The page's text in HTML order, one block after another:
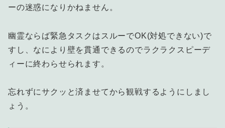
ーの迷惑になりかねません。
幽霊ならば緊急タスクはスルーでOK(対処できない)で
すし、なにより壁を貫通できるのでラクラクスピーデ
ィーに終わらせられます。
忘れずにサクッと済ませてから観戦するようにしまし
ょう。